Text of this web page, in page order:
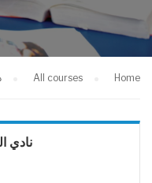
Home
All courses
نادي